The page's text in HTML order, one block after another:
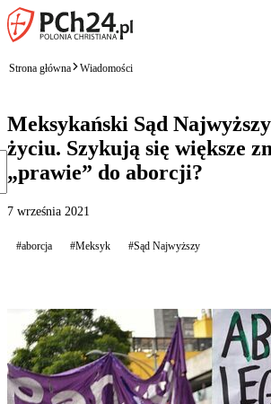
Strona główna Wiadomości
Meksykański Sąd
życiu. Szykują się większe
„prawie” do aborcji?
7 września 2021
#aborcja #Meksyk #Sąd Najwyższy